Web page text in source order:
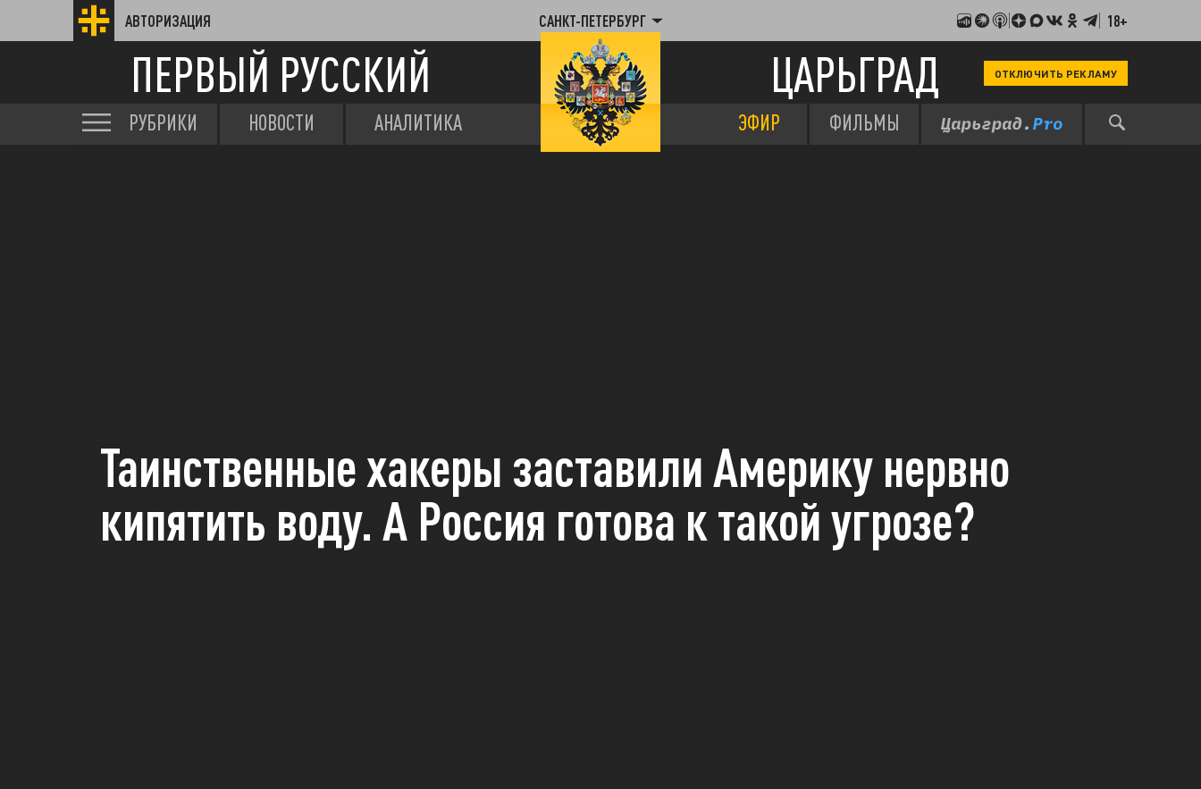
АВТОРИЗАЦИЯ САНКТ-ПЕТЕРБУРГ 18+
ПЕРВЫЙ РУССКИЙ ЦАРЬГРАД ОТКЛЮЧИТЬ РЕКЛАМУ
РУБРИКИ НОВОСТИ АНАЛИТИКА ЭФИР ФИЛЬМЫ
Таинственные хакеры заставили Америку нервно
кипятить воду. А Россия готова к такой угрозе?